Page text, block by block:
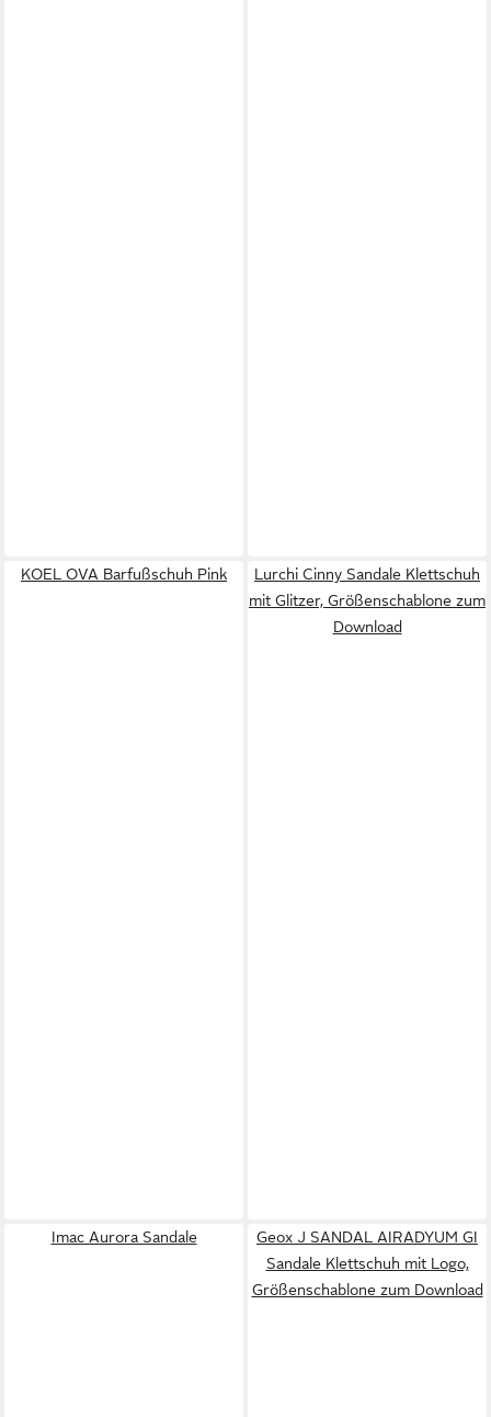
KOEL OVA Barfußschuh Pink
Lurchi Cinny Sandale Klettschuh
mit Glitzer, Größenschablone zum
Download
Imac Aurora Sandale
Geox J SANDAL AIRADYUM GI
Sandale Klettschuh mit Logo,
Größenschablone zum Download